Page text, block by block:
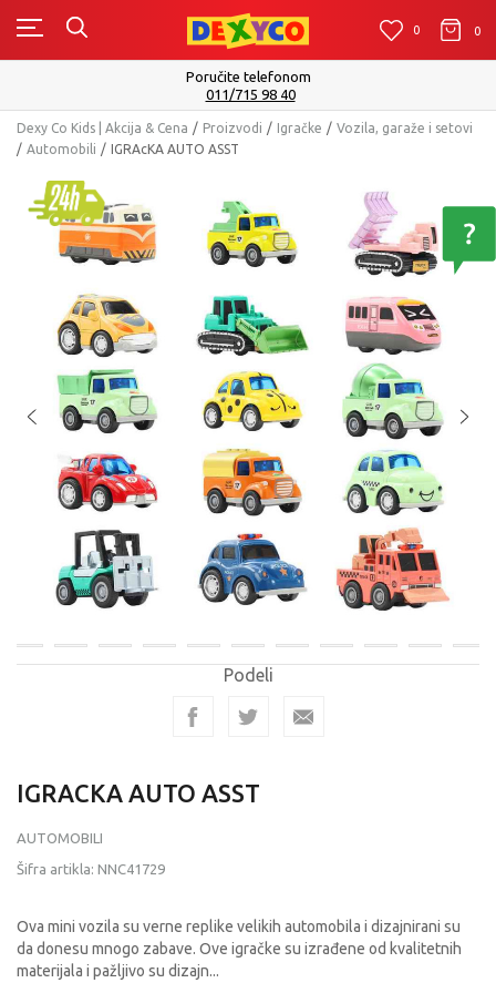
0 0 0
Poručite telefonom
011/715 98 40
Dexy Co Kids | Akcija & Cena Proizvodi Igračke
Vozila, garaže i setovi
Automobili
IGRAcKA AUTO ASST
Podeli
IGRACKA AUTO ASST
AUTOMOBILI
Šifra artikla: NNC41729
Ova mini vozila su verne replike velikih automobila i dizajnirani su
da donesu mnogo zabave. Ove igračke su izrađene od kvalitetnih
materijala i pažljivo su dizajn...